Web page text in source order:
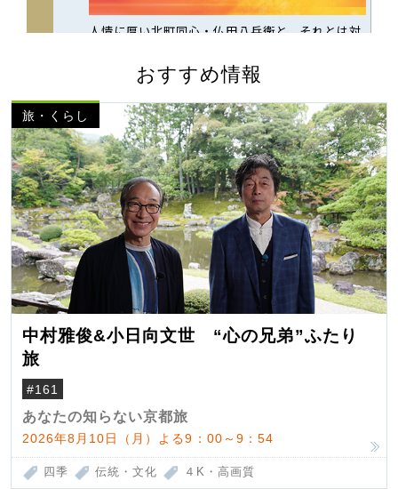
おすすめ情報
旅・くらし
中村雅俊&小日向文世 “心の兄弟”ふたり
旅
#161
あなたの知らない京都旅
2026年8月10日（月）よる9：00～9：54
四季 伝統・文化 ４K・高画質